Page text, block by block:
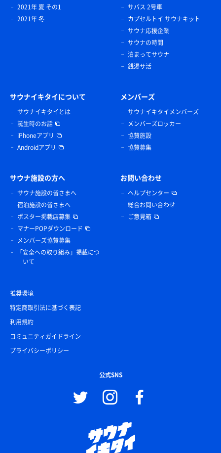
2021年 夏 その1
2021年 冬
サバス 2号車
カプセルトイ サウナキット
サウナ応援企業
サウナの時間
泊まってサウナ
銭湯サ活
サウナイキタイについて
サウナイキタイとは
誕生時のお話
iPhoneアプリ
Androidアプリ
メンバーズ
サウナイキタイメンバーズ
メンバーズロッカー
協賛施設
協賛募集
サウナ施設の方へ
サウナ施設の皆さまへ
宿泊施設の皆さまへ
ポスター掲載店募集
マナーPOPダウンロード
メンバーズ協賛募集
「安全への取り組み」掲載につ
いて
お問い合わせ
ヘルプセンター
総合お問い合わせ
ご意見箱
推奨環境
特定商取引法に基づく表記
利用規約
コミュニティガイドライン
プライバシーポリシー
公式SNS